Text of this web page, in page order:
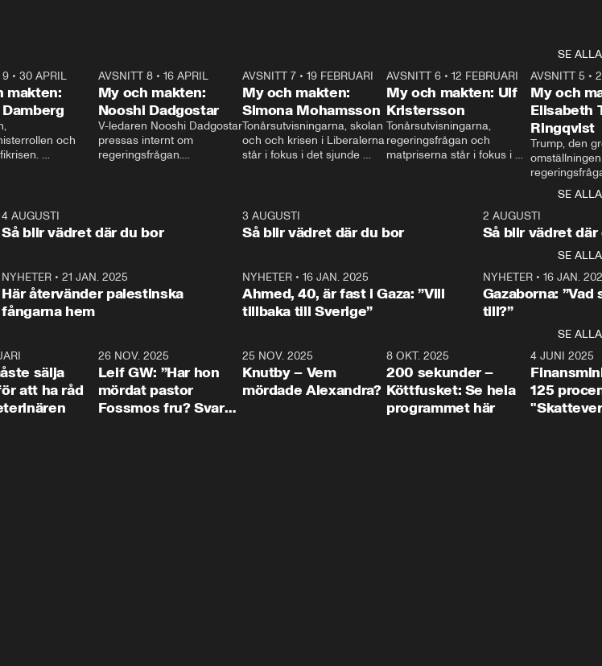
SE ALLA
9• 30 APRIL
makten:
och
och Makten.
AVSNITT 8• 16 APRIL
My och makten:
Nooshi Dadgostar
V-ledaren Nooshi Dadgostar
pressas internt om
regeringsfrågan.
– Vi ställer upp i val. Ska vi
vara med så sitter vi förstås
24:30
AVSNITT 7• 19 FEBRUARI
My och makten:
Simona Mohamsson
Tonårsutvisningarna, skolan
och och krisen i Liberalerna
står i fokus i det sjunde
kommentator My
Rohwedder ställer
utbildnings- och
Mohamsson till svars.
27:30
AVSNITT 6 •12 FEBRUARI
My och makten: Ulf
Kristersson
Tonårsutvisningarna,
regeringsfrågan och
matpriserna står i fokus i
Rohwedder ställer
statsminister Ulf Kristersson
AVSNITT 5 •
My och
Elisabeth
Ringqvist
Trump, den
centrum i
avsnittet av
Makten”. Se
Aftonbladets
Rohwedder
Thand Ring
SE ALLA
4 AUGUSTI
Så blir vädret där du bor
3 AUGUSTI
Så blir vädret där du bor
2 AUGUSTI
Så blir vädret där
SE ALLA
NYHETER •21 JAN. 2025
Här återvänder palestinska
fångarna hem
NYHETER• 16 JAN. 2025
Ahmed, 40, är fast i Gaza: ”Vill
tillbaka till Sverige”
NYHETER• 16 JAN.
Gazaborna:
till?”
SE ALLA
sälja
att ha råd
26 NOV. 2025
Leif GW: ”Har hon
mördat pastor
Fossmos fru? Svar
31:05
25 NOV. 2025
Knutby – Vem
mördade Alexandra?
4:29
8 OKT. 2025
200 sekunder –
Köttfusket: Se hela
programmet här
4 JUNI 2025
125